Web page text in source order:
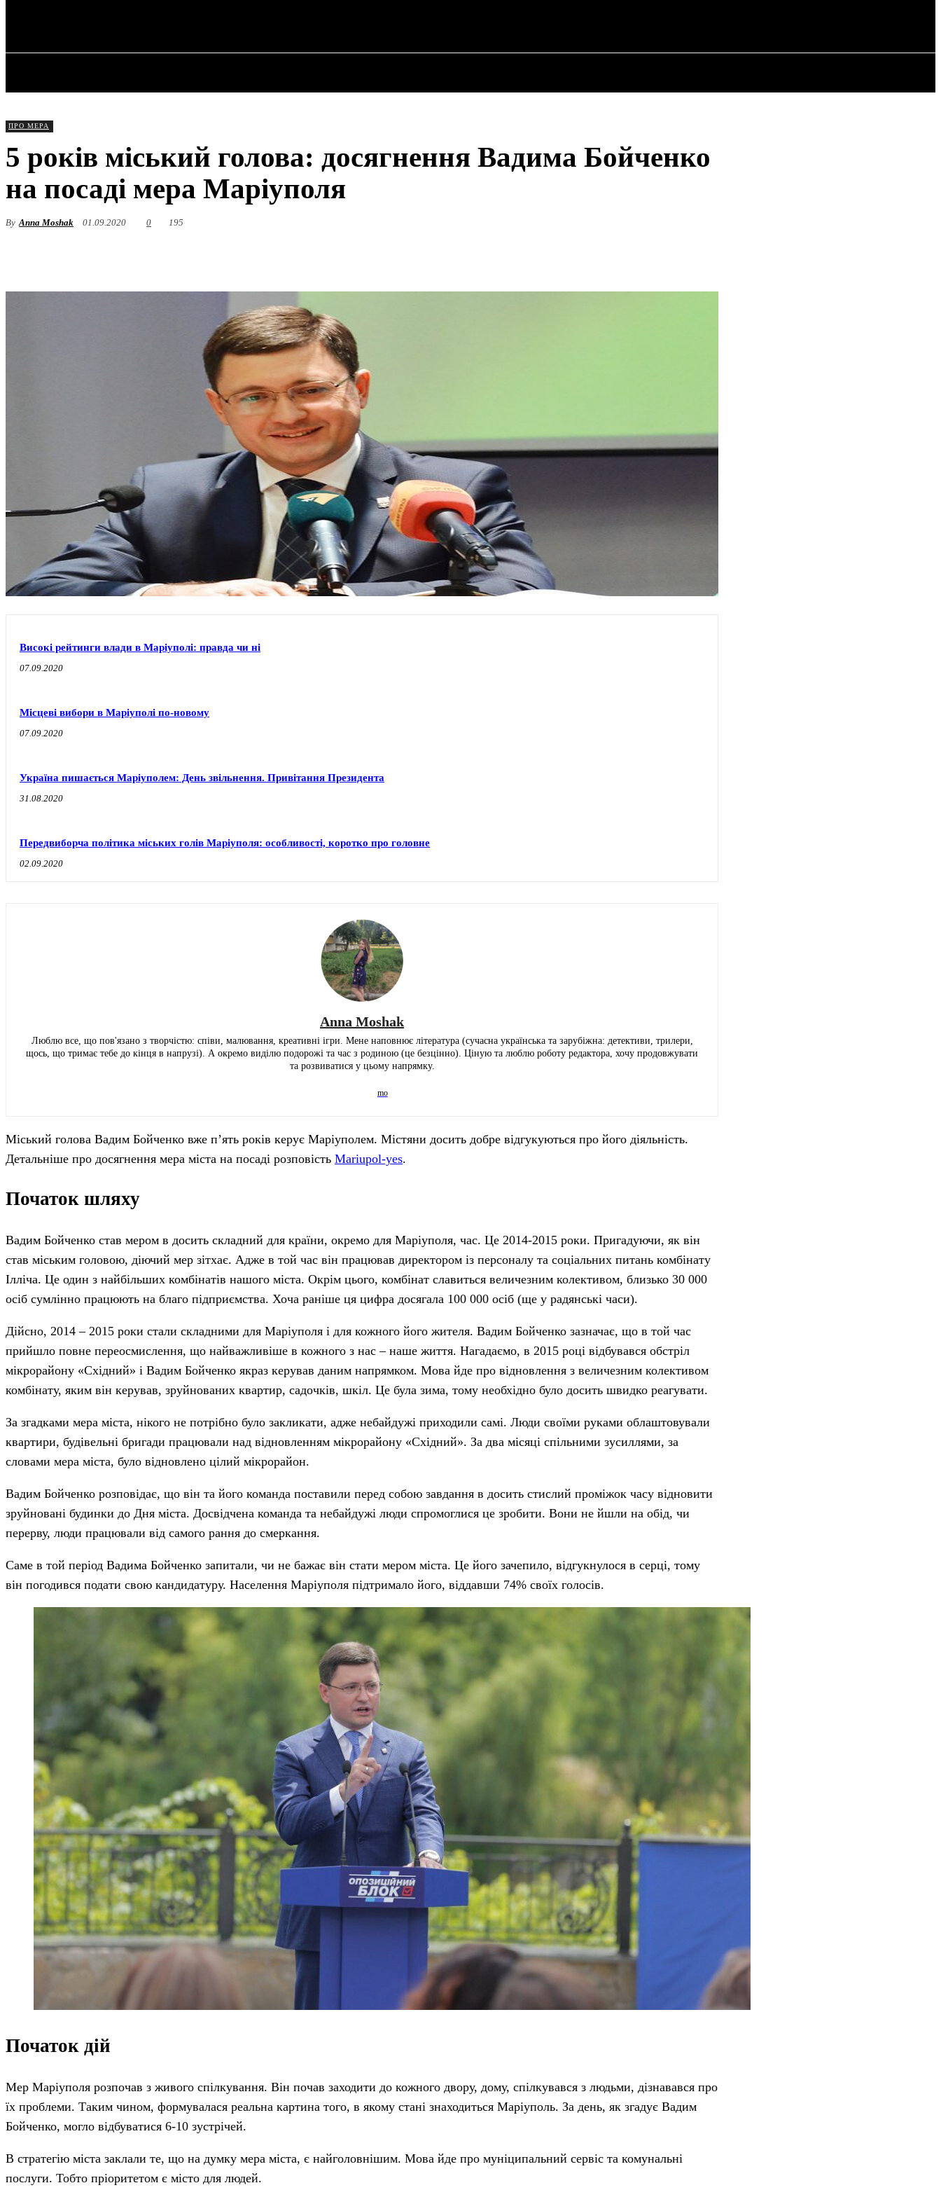
ПРО МЕРА
5 років міський голова: досягнення Вадима Бойченко
на посаді мера Маріуполя
By Anna Moshak 01.09.2020 0 195
Високі рейтинги влади в Маріуполі: правда чи ні
07.09.2020
Місцеві вибори в Маріуполі по-новому
07.09.2020
Україна пишається Маріуполем: День звільнення. Привітання Президента
31.08.2020
Передвиборча політика міських голів Маріуполя: особливості, коротко про головне
02.09.2020
Anna Moshak
Люблю все, що пов'язано з творчістю: співи, малювання, креативні ігри. Мене наповнює література (сучасна українська та зарубіжна: детективи, трилери,
щось, що тримає тебе до кінця в напрузі). А окремо виділю подорожі та час з родиною (це безцінно). Ціную та люблю роботу редактора, хочу продовжувати
та розвиватися у цьому напрямку.
Міський голова Вадим Бойченко вже п’ять років керує Маріуполем. Містяни досить добре відгукуються про його діяльність.
Детальніше про досягнення мера міста на посаді розповість Mariupol-yes.
Початок шляху
Вадим Бойченко став мером в досить складний для країни, окремо для Маріуполя, час. Це 2014-2015 роки. Пригадуючи, як він
став міським головою, діючий мер зітхає. Адже в той час він працював директором із персоналу та соціальних питань комбінату
Ілліча. Це один з найбільших комбінатів нашого міста. Окрім цього, комбінат славиться величезним колективом, близько 30 000
осіб сумлінно працюють на благо підприємства. Хоча раніше ця цифра досягала 100 000 осіб (ще у радянські часи).
Дійсно, 2014 – 2015 роки стали складними для Маріуполя і для кожного його жителя. Вадим Бойченко зазначає, що в той час
прийшло повне переосмислення, що найважливіше в кожного з нас – наше життя. Нагадаємо, в 2015 році відбувався обстріл
мікрорайону «Східний» і Вадим Бойченко якраз керував даним напрямком. Мова йде про відновлення з величезним колективом
комбінату, яким він керував, зруйнованих квартир, садочків, шкіл. Це була зима, тому необхідно було досить швидко реагувати.
За згадками мера міста, нікого не потрібно було закликати, адже небайдужі приходили самі. Люди своїми руками облаштовували
квартири, будівельні бригади працювали над відновленням мікрорайону «Східний». За два місяці спільними зусиллями, за
словами мера міста, було відновлено цілий мікрорайон.
Вадим Бойченко розповідає, що він та його команда поставили перед собою завдання в досить стислий проміжок часу відновити
зруйновані будинки до Дня міста. Досвідчена команда та небайдужі люди спромоглися це зробити. Вони не йшли на обід, чи
перерву, люди працювали від самого рання до смеркання.
Саме в той період Вадима Бойченко запитали, чи не бажає він стати мером міста. Це його зачепило, відгукнулося в серці, тому
він погодився подати свою кандидатуру. Населення Маріуполя підтримало його, віддавши 74% своїх голосів.
Початок дій
Мер Маріуполя розпочав з живого спілкування. Він почав заходити до кожного двору, дому, спілкувався з людьми, дізнавався про
їх проблеми. Таким чином, формувалася реальна картина того, в якому стані знаходиться Маріуполь. За день, як згадує Вадим
Бойченко, могло відбуватися 6-10 зустрічей.
В стратегію міста заклали те, що на думку мера міста, є найголовнішим. Мова йде про муніципальний сервіс та комунальні
послуги. Тобто пріоритетом є місто для людей.